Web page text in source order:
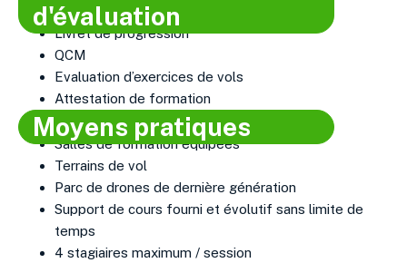
d'évaluation​
Livret de progression
QCM
Evaluation d’exercices de vols
Attestation de formation
Moyens pratiques​
Salles de formation équipées
Terrains de vol
Parc de drones de dernière génération
Support de cours fourni et évolutif sans limite de
temps
4 stagiaires maximum / session